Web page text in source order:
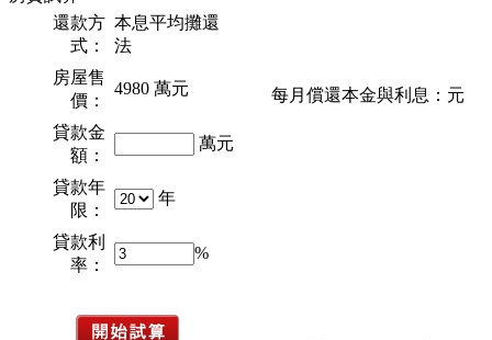
還款方
式：
本息平均攤還
法
房屋售
價：
4980萬元
貸款金
額：
萬元
貸款年
限：
年
貸款利
率：
%
每月償還本金與利息： 元